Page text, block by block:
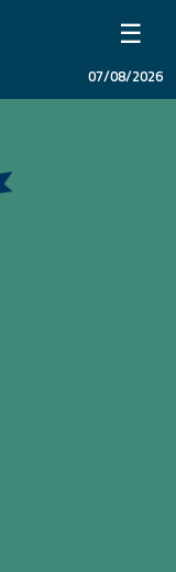
☰
07/08/2026